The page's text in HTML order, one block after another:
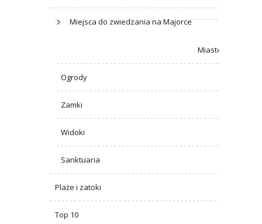
Miejsca do zwiedzania na Majorce
Miasteczka
Ogrody
Zamki
Widoki
Sanktuaria
Plaże i zatoki
Top 10